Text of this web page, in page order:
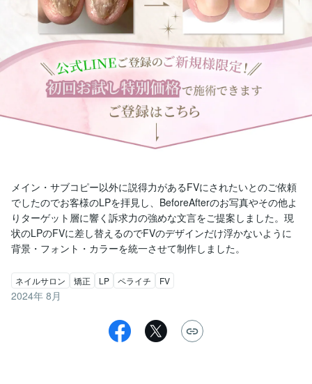
メイン・サブコピー以外に説得力があるFVにされたいとのご依頼
でしたのでお客様のLPを拝見し、BeforeAfterのお写真やその他よ
りターゲット層に響く訴求力の強めな文言をご提案しました。現
状のLPのFVに差し替えるのでFVのデザインだけ浮かないように
ネイルサロン 矯正 LP ペライチ FV
2024年 8月